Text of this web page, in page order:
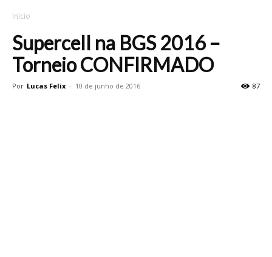
Início
Supercell na BGS 2016 –
Torneio CONFIRMADO
Por Lucas Felix - 10 de junho de 2016 87